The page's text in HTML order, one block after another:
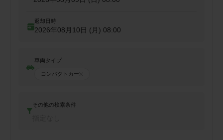
返却日時
2026年08月10日 (月) 08:00
車両タイプ
コンパクトカー
その他の検索条件